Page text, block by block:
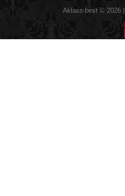
Aklass-best © 2026